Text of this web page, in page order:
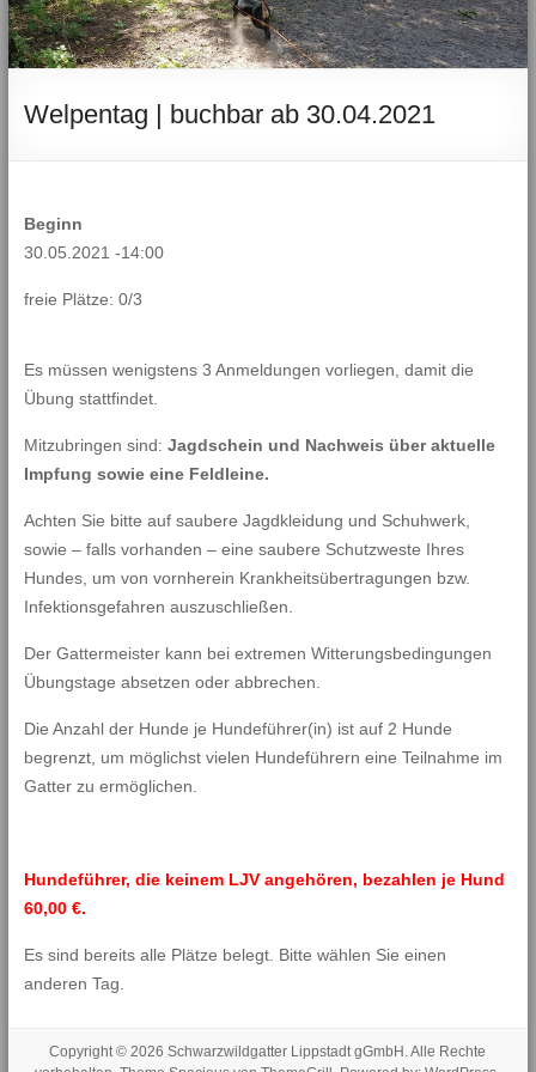
Welpentag | buchbar ab 30.04.2021
Beginn
30.05.2021 -14:00
freie Plätze: 0/3
Es müssen wenigstens 3 Anmeldungen vorliegen, damit die
Übung stattfindet.
Mitzubringen sind: Jagdschein und Nachweis über aktuelle
Impfung sowie eine Feldleine.
Achten Sie bitte auf saubere Jagdkleidung und Schuhwerk,
sowie – falls vorhanden – eine saubere Schutzweste Ihres
Hundes, um von vornherein Krankheitsübertragungen bzw.
Infektionsgefahren auszuschließen.
Der Gattermeister kann bei extremen Witterungsbedingungen
Übungstage absetzen oder abbrechen.
Die Anzahl der Hunde je Hundeführer(in) ist auf 2 Hunde
begrenzt, um möglichst vielen Hundeführern eine Teilnahme im
Gatter zu ermöglichen.
Hundeführer, die keinem LJV angehören, bezahlen je Hund
60,00 €.
Es sind bereits alle Plätze belegt. Bitte wählen Sie einen
anderen Tag.
Copyright © 2026Schwarzwildgatter Lippstadt gGmbH . Alle Rechte